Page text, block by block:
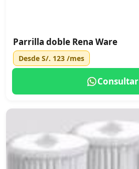
Parrilla doble Rena Ware
Desde S/. 123 /mes
Consultar